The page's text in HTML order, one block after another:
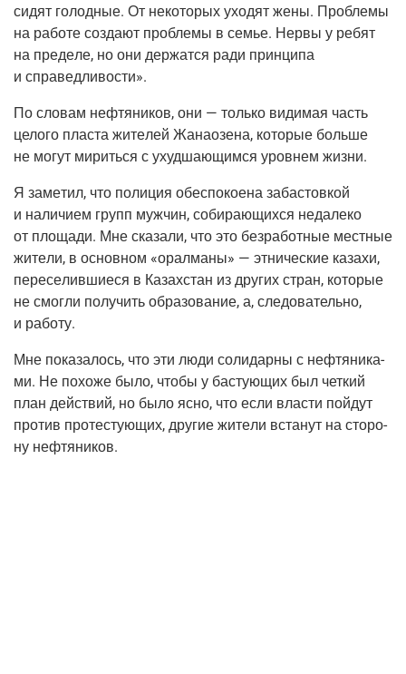
сидят голод­ные. От неко­то­рых ухо­дят жены. Про­бле­мы
на рабо­те созда­ют про­бле­мы в семье. Нер­вы у ребят
на пре­де­ле, но они дер­жат­ся ради прин­ци­па
и справедливости».
По сло­вам неф­тя­ни­ков, они — толь­ко види­мая часть
цело­го пла­ста жите­лей Жана­о­зе­на, кото­рые боль­ше
не могут мирить­ся с ухуд­ша­ю­щим­ся уров­нем жизни.
Я заме­тил, что поли­ция обес­по­ко­е­на заба­стов­кой
и нали­чи­ем групп муж­чин, соби­ра­ю­щих­ся неда­ле­ко
от пло­ща­ди. Мне ска­за­ли, что это без­ра­бот­ные мест­ные
жите­ли, в основ­ном «орал­ма­ны» — этни­че­ские каза­хи,
пере­се­лив­ши­е­ся в Казах­стан из дру­гих стран, кото­рые
не смог­ли полу­чить обра­зо­ва­ние, а, сле­до­ва­тель­но,
и работу.
Мне пока­за­лось, что эти люди соли­дар­ны с неф­тя­ни­ка­
ми. Не похо­же было, что­бы у басту­ю­щих был чет­кий
план дей­ствий, но было ясно, что если вла­сти пой­дут
про­тив про­те­сту­ю­щих, дру­гие жите­ли вста­нут на сто­ро­
ну нефтяников.